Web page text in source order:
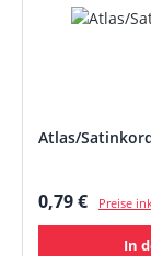
Atlas/
Regulärer
0,79 € Preise
In